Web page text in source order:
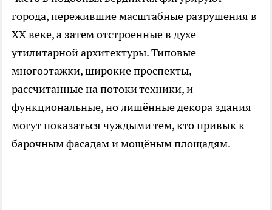
города, пережившие масштабные разрушения в
XX веке, а затем отстроенные в духе
утилитарной архитектуры. Типовые
многоэтажки, широкие проспекты,
рассчитанные на потоки техники, и
функциональные, но лишённые декора здания
могут показаться чуждыми тем, кто привык к
барочным фасадам и мощёным площадям.